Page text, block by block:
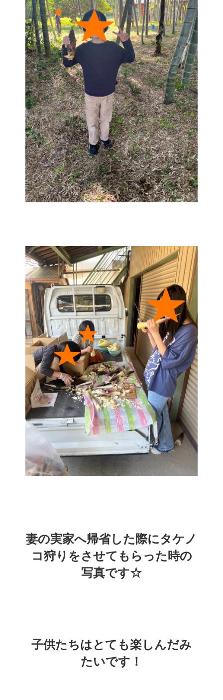
妻の実家へ帰省した際にタケノ
コ狩りをさせてもらった時の
写真です☆
子供たちはとても楽しんだみ
たいです！